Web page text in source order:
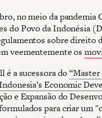
no meio da pandemia
do Povo da Indonésia
sobre
veementemente os
é a sucessora do
Economic
e Expansão do
para criar um